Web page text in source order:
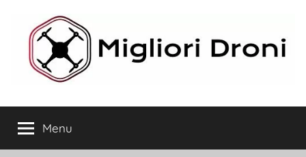
contenuto
Migliori
Droni
Menu